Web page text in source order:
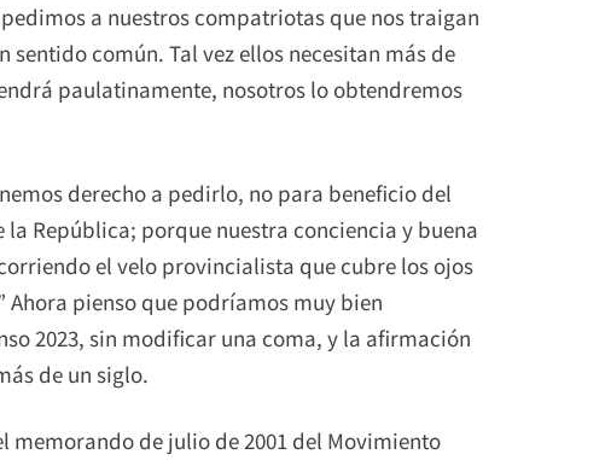
a nuestros compatriotas que nos traigan
común. Tal vez ellos necesitan más de
paulatinamente, nosotros lo obtendremos
derecho a pedirlo, no para beneficio del
República; porque nuestra conciencia y buena
el velo provincialista que cubre los ojos
pienso que podríamos muy bien
2023, sin modificar una coma, y la afirmación
de un siglo.
memorando de julio de 2001 del Movimiento